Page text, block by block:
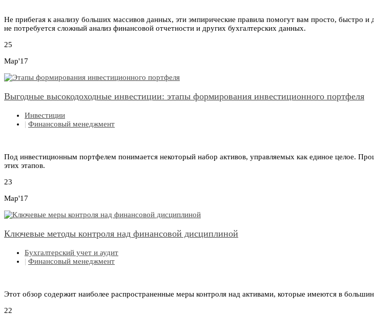
Не прибегая к анализу больших массивов данных, эти эмпирические правила помогут вам просто, быстро
не потребуется сложный анализ финансовой отчетности и других бухгалтерских данных.
25
Мар'17
Выгодные высокодоходные инвестиции: этапы формирования инвестиционного портфеля
Инвестиции
| Финансовый менеджмент
Под инвестиционным портфелем понимается некоторый набор активов, управляемых как единое целое.
этих этапов.
23
Мар'17
Ключевые методы контроля над финансовой дисциплиной
Бухгалтерский учет и аудит
| Финансовый менеджмент
Этот обзор содержит наиболее распространенные меры контроля над активами, которые имеются в
22